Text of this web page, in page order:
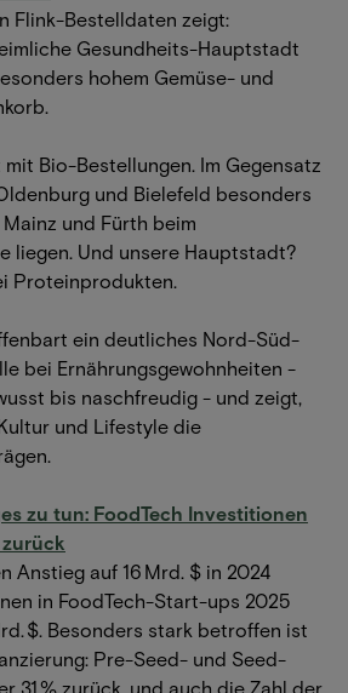
Flink-Bestelldaten zeigt:
Gesundheits-Hauptstadt
hohem Gemüse- und
Bio-Bestellungen. Im Gegensatz
und Bielefeld besonders
und Fürth beim
liegen. Und unsere Hauptstadt?
Proteinprodukten.
ein deutliches Nord-Süd-
bei Ernährungsgewohnheiten -
bis naschfreudig - und zeigt,
und Lifestyle die
zu tun: FoodTech Investitionen
Anstieg auf 16 Mrd. $ in 2024
in FoodTech-Start-ups 2025
$. Besonders stark betroffen ist
Pre-Seed- und Seed-
31 % zurück, und auch die Zahl der